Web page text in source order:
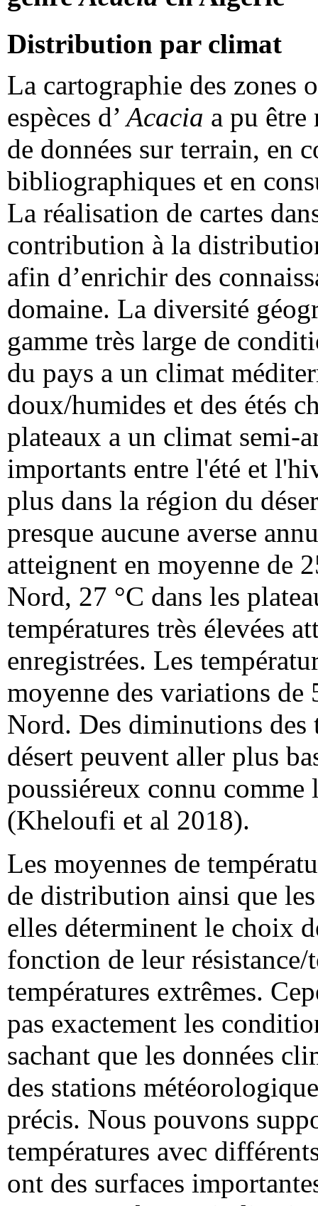
Distribution par climat
La cartographie des zones
espèces d’Acacia a pu être
de données sur terrain, en
bibliographiques et en
La réalisation de cartes
contribution à la
afin d’enrichir des
domaine. La diversité
gamme très large de
du pays a un climat
doux/humides et des étés
plateaux a un climat semi-
importants entre l'été et
plus dans la région du
presque aucune averse
atteignent en moyenne de
Nord, 27 °C dans les
températures très élevées
enregistrées. Les
moyenne des variations de
Nord. Des diminutions des
désert peuvent aller plus
poussiéreux connu
(Kheloufi et al 2018).
Les moyennes de
de distribution ainsi que
elles déterminent le choix
fonction de leur
températures extrêmes.
pas exactement les
sachant que les données
des stations
précis. Nous pouvons
températures avec
ont des surfaces